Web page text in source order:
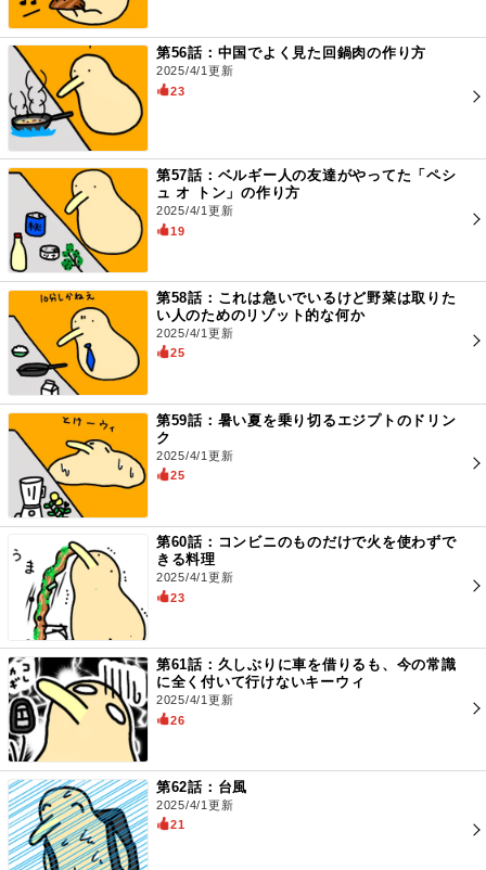
第56話：中国でよく見た回鍋肉の作り方
2025/4/1更新
23
第57話：ベルギー人の友達がやってた「ペシ
ュ オ トン」の作り方
2025/4/1更新
19
第58話：これは急いでいるけど野菜は取りた
い人のためのリゾット的な何か
2025/4/1更新
25
第59話：暑い夏を乗り切るエジプトのドリン
ク
2025/4/1更新
25
第60話：コンビニのものだけで火を使わずで
きる料理
2025/4/1更新
23
第61話：久しぶりに車を借りるも、今の常識
に全く付いて行けないキーウィ
2025/4/1更新
26
第62話：台風
2025/4/1更新
21